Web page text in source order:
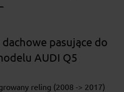
pasujące do
AUDI Q5
reling (2008 -> 2017)